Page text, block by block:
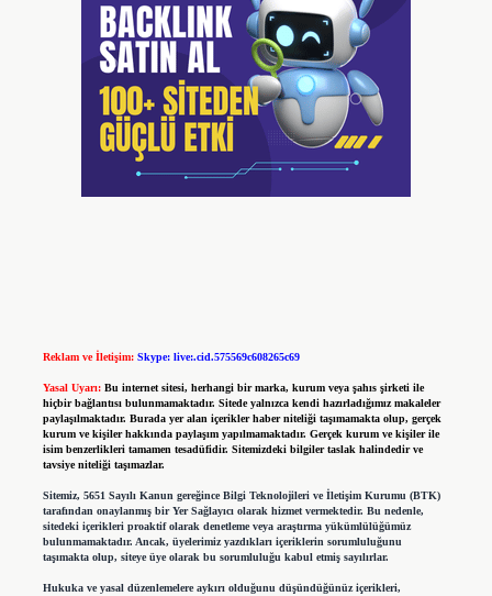
Reklam ve İletişim: Skype: live:.cid.575569c608265c69
Yasal Uyarı: Bu internet sitesi, herhangi bir marka, kurum veya şahıs şirketi ile
hiçbir bağlantısı bulunmamaktadır. Sitede yalnızca kendi hazırladığımız makaleler
paylaşılmaktadır. Burada yer alan içerikler haber niteliği taşımamakta olup, gerçek
kurum ve kişiler hakkında paylaşım yapılmamaktadır. Gerçek kurum ve kişiler ile
isim benzerlikleri tamamen tesadüfidir. Sitemizdeki bilgiler taslak halindedir ve
tavsiye niteliği taşımazlar.
Sitemiz, 5651 Sayılı Kanun gereğince Bilgi Teknolojileri ve İletişim Kurumu (BTK)
tarafından onaylanmış bir Yer Sağlayıcı olarak hizmet vermektedir. Bu nedenle,
sitedeki içerikleri proaktif olarak denetleme veya araştırma yükümlülüğümüz
bulunmamaktadır. Ancak, üyelerimiz yazdıkları içeriklerin sorumluluğunu
taşımakta olup, siteye üye olarak bu sorumluluğu kabul etmiş sayılırlar.
Hukuka ve yasal düzenlemelere aykırı olduğunu düşündüğünüz içerikleri,